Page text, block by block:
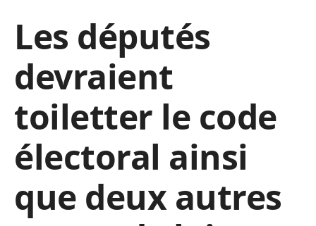
Les députés
devraient
toiletter le code
électoral ainsi
que deux autres